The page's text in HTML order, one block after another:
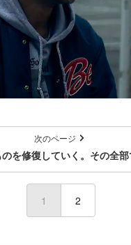
次のページ
を修復していく。その全
1 (current)
2